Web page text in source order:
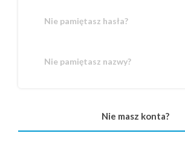
Nie pamiętasz hasła?
Nie pamiętasz nazwy?
Nie masz konta?